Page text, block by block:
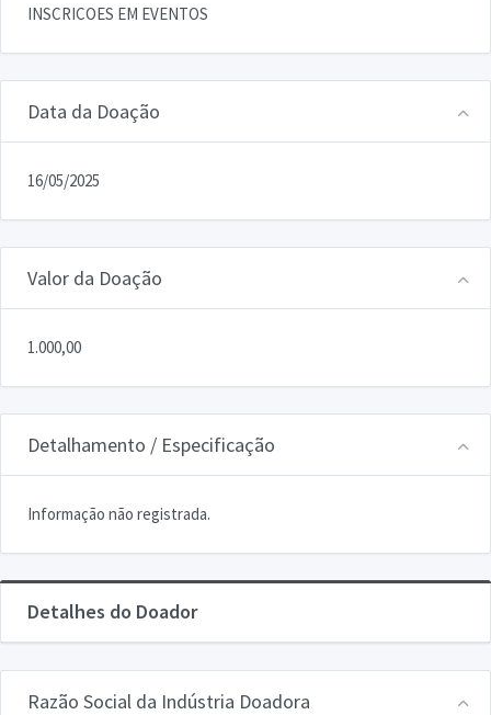
INSCRICOES EM EVENTOS
Data da Doação
16/05/2025
Valor da Doação
1.000,00
Detalhamento / Especificação
Informação não registrada.
Detalhes do Doador
Razão Social da Indústria Doadora